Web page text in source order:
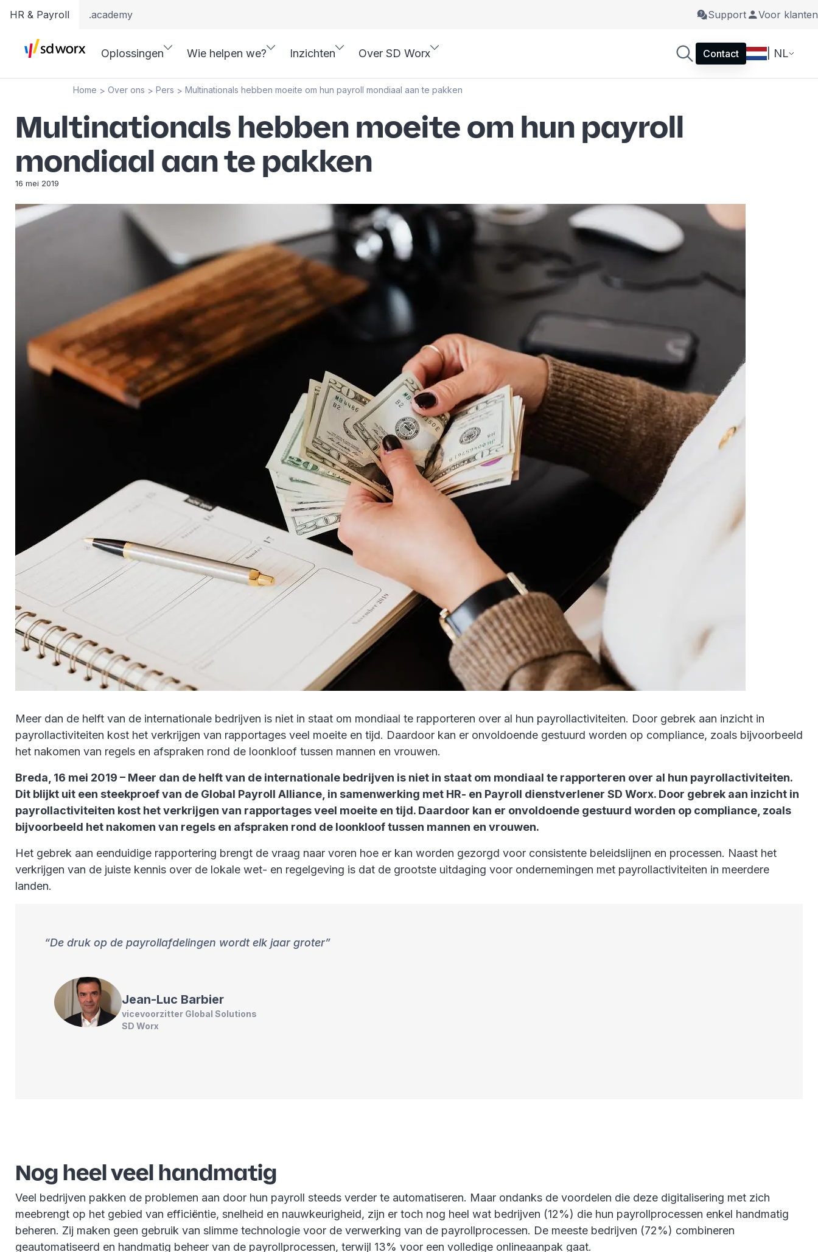
HR & Payroll .academy Support Voor klanten
Oplossingen Wie helpen we? Inzichten Over SD Worx Contact | NL
Home > Over ons > Pers > Multinationals hebben moeite om hun payroll mondiaal aan te pakken
Multinationals hebben moeite om hun payroll
mondiaal aan te pakken
16 mei 2019
Meer dan de helft van de internationale bedrijven is niet in staat om mondiaal te rapporteren over al hun payrollactiviteiten. Door gebrek aan inzicht in
payrollactiviteiten kost het verkrijgen van rapportages veel moeite en tijd. Daardoor kan er onvoldoende gestuurd worden op compliance, zoals bijvoorbeeld
het nakomen van regels en afspraken rond de loonkloof tussen mannen en vrouwen.
Breda, 16 mei 2019 – Meer dan de helft van de internationale bedrijven is niet in staat om mondiaal te rapporteren over al hun payrollactiviteiten.
Dit blijkt uit een steekproef van de Global Payroll Alliance, in samenwerking met HR- en Payroll dienstverlener SD Worx. Door gebrek aan inzicht in
payrollactiviteiten kost het verkrijgen van rapportages veel moeite en tijd. Daardoor kan er onvoldoende gestuurd worden op compliance, zoals
bijvoorbeeld het nakomen van regels en afspraken rond de loonkloof tussen mannen en vrouwen.
Het gebrek aan eenduidige rapportering brengt de vraag naar voren hoe er kan worden gezorgd voor consistente beleidslijnen en processen. Naast het
verkrijgen van de juiste kennis over de lokale wet- en regelgeving is dat de grootste uitdaging voor ondernemingen met payrollactiviteiten in meerdere
landen.
De druk op de payrollafdelingen wordt elk jaar groter
Jean-Luc Barbier
vicevoorzitter Global Solutions
SD Worx
Nog heel veel handmatig
Veel bedrijven pakken de problemen aan door hun payroll steeds verder te automatiseren. Maar ondanks de voordelen die deze digitalisering met zich
meebrengt op het gebied van efficiëntie, snelheid en nauwkeurigheid, zijn er toch nog heel wat bedrijven (12%) die hun payrollprocessen enkel handmatig
beheren. Zij maken geen gebruik van slimme technologie voor de verwerking van de payrollprocessen. De meeste bedrijven (72%) combineren
geautomatiseerd en handmatig beheer van de payrollprocessen, terwijl 13% voor een volledige onlineaanpak gaat.